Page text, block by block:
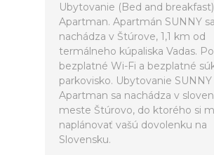
Ubytovanie (Bed and
Apartman. Apartmán SUNNY sa
nachádza v Štúrove, 1,1 km od
termálneho kúpaliska Vadas.
bezplatné Wi-Fi a bezplatné
parkovisko. Ubytovanie SUNNY
Apartman sa nachádza v
meste Štúrovo, do ktorého si
naplánovať vašú dovolenku na
Slovensku.